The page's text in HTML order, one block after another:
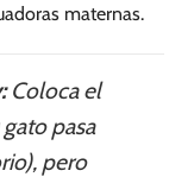
maternas.
Coloca el
pasa
pero